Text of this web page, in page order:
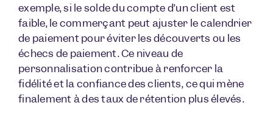
exemple, si le solde du compte d’un client est
faible, le commerçant peut ajuster le calendrier
de paiement pour éviter les découverts ou les
échecs de paiement. Ce niveau de
personnalisation contribue à renforcer la
fidélité et la confiance des clients, ce qui mène
finalement à des taux de rétention plus élevés.